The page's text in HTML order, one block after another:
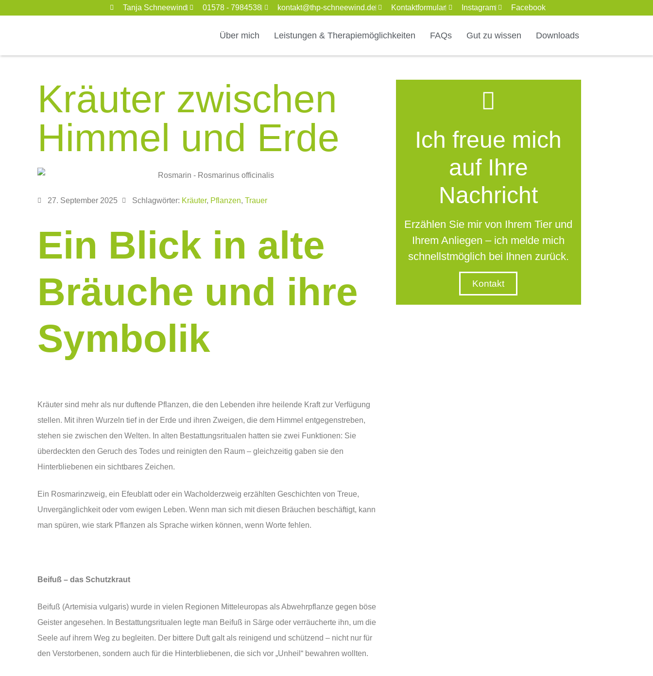
Tanja Schneewind 01578 - 7984538 kontakt@thp-schneewind.de Kontaktformular Instagram Facebook
Über mich Leistungen & Therapiemöglichkeiten FAQs Gut zu wissen Downloads
Kräuter zwischen
Himmel und Erde
27. September 2025 Schlagwörter: Kräuter, Pflanzen,Trauer
Ein Blick in alte
Bräuche und ihre
Symbolik
Kräuter sind mehr als nur duftende Pflanzen, die den Lebenden ihre heilende Kraft zur Verfügung
stellen. Mit ihren Wurzeln tief in der Erde und ihren Zweigen, die dem Himmel entgegenstreben,
stehen sie zwischen den Welten. In alten Bestattungsritualen hatten sie zwei Funktionen: Sie
überdeckten den Geruch des Todes und reinigten den Raum – gleichzeitig gaben sie den
Hinterbliebenen ein sichtbares Zeichen.
Ein Rosmarinzweig, ein Efeublatt oder ein Wacholderzweig erzählten Geschichten von Treue,
Unvergänglichkeit oder vom ewigen Leben. Wenn man sich mit diesen Bräuchen beschäftigt, kann
man spüren, wie stark Pflanzen als Sprache wirken können, wenn Worte fehlen.
Beifuß – das Schutzkraut
Beifuß (Artemisia vulgaris) wurde in vielen Regionen Mitteleuropas als Abwehrpflanze gegen böse
Geister angesehen. In Bestattungsritualen legte man Beifuß in Särge oder verräucherte ihn, um die
Seele auf ihrem Weg zu begleiten. Der bittere Duft galt als reinigend und schützend – nicht nur für
den Verstorbenen, sondern auch für die Hinterbliebenen, die sich vor „Unheil“ bewahren wollten.
Ich freue mich
auf Ihre
Nachricht
Erzählen Sie mir von Ihrem Tier und
Ihrem Anliegen – ich melde mich
schnellstmöglich bei Ihnen zurück.
Kontakt